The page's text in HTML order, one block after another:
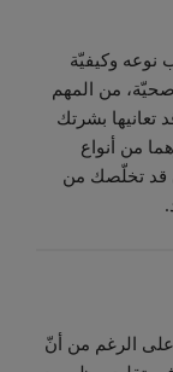
وكيفيّة
من المهم
تعانيها بشرتك
من أنواع
قد تخلّصك من
الرغم من أنّ